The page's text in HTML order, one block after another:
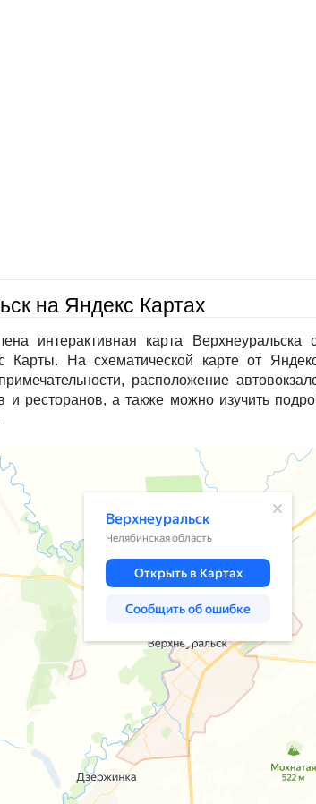
на Яндекс Картах
интерактивная карта Верхнеуральска
Карты. На схематической карте от
расположение
и ресторанов, а также можно изучить